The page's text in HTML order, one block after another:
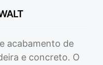
acabamento de
e concreto. O